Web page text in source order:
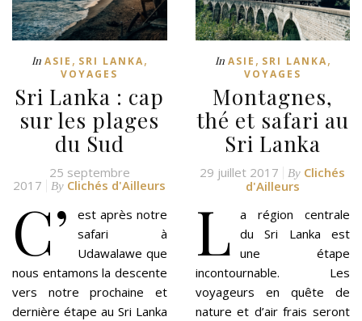
In ASIE , SRI LANKA,
VOYAGES
Sri Lanka : cap
sur les plages
du Sud
25 septembre
2017
By Clichés d'Ailleurs
C’
est après notre
safari à
Udawalawe que
nous entamons la descente
vers notre prochaine et
dernière étape au Sri Lanka
In ASIE , SRI LANKA,
VOYAGES
Montagnes,
thé et safari au
Sri Lanka
29 juillet 2017 By Clichés
d'Ailleurs
L a région centrale
du Sri Lanka est
une étape
incontournable. Les
voyageurs en quête de
nature et d’air frais seront